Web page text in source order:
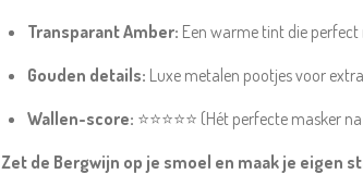
Transparant Amber: Een warme tint die
Gouden details: Luxe metalen pootjes voor
Wallen-score: ⭐⭐⭐⭐⭐ (Hét perfecte masker
Zet de Bergwijn op je smoel en maak je eigen